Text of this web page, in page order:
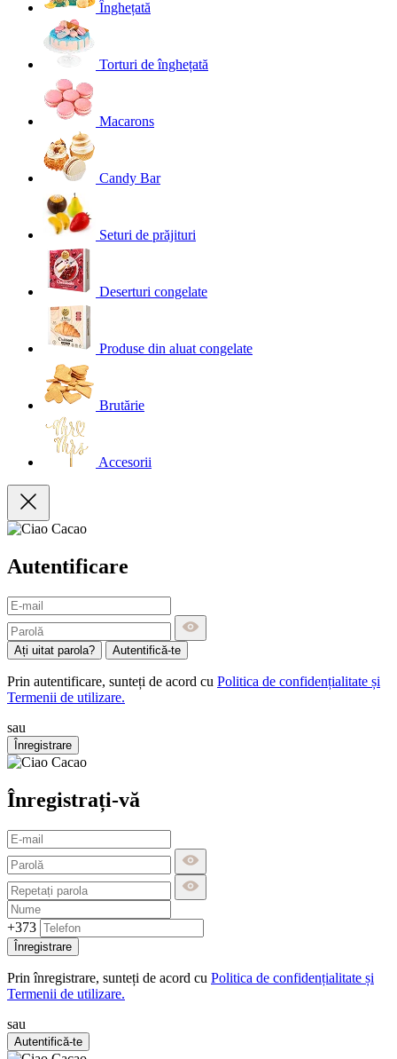
Înghețată
Torturi de înghețată
Macarons
Candy Bar
Seturi de prăjituri
Deserturi congelate
Produse din aluat congelate
Brutărie
Accesorii
Autentificare
Ați uitat parola? Autentifică-te
Prin autentificare, sunteți de acord cu Politica de confidențialitate și
Termenii de utilizare.
sau
Înregistrare
Înregistrați-vă
+373
Înregistrare
Prin înregistrare, sunteți de acord cu Politica de confidențialitate și
Termenii de utilizare.
sau
Autentifică-te